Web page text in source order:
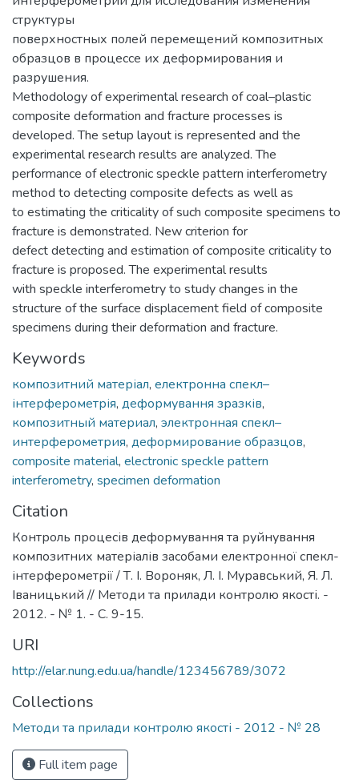
структуры
поверхностных полей перемещений композитных
образцов в процессе их деформирования и
разрушения.
Methodology of experimental research of coal–plastic
composite deformation and fracture processes is
developed. The setup layout is represented and the
experimental research results are analyzed. The
performance of electronic speckle pattern interferometry
method to detecting composite defects as well as
to estimating the criticality of such composite specimens to
fracture is demonstrated. New criterion for
defect detecting and estimation of composite criticality to
fracture is proposed. The experimental results
with speckle interferometry to study changes in the
structure of the surface displacement field of composite
specimens during their deformation and fracture.
Keywords
композитний матеріал, електронна спекл–
інтерферометрія, деформування зразків,
композитный материал, электронная спекл–
интерферометрия, деформирование образцов,
composite material, electronic speckle pattern
interferometry, specimen deformation
Citation
Контроль процесів деформування та руйнування
композитних матеріалів засобами електронної спекл-
інтерферометрії / Т. І. Вороняк, Л. І. Муравський, Я. Л.
Іваницький // Методи та прилади контролю якості. -
2012. - № 1. - С. 9-15.
URI
http://elar.nung.edu.ua/handle/123456789/3072
Collections
Методи та прилади контролю якості - 2012 - № 28
Full item page